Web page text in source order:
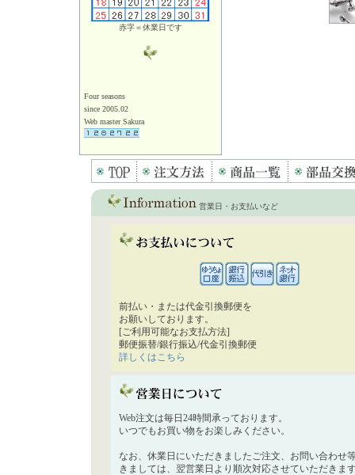
赤字＝休業日です
Four seasons
since 2005.02
Web master Sakura
営業日・お支払いなど
前払い・または代金引換郵便を
お願いしております。
[ご利用可能なお支払方法]
郵便振替/銀行振込/代金引換郵便
詳しくはこちら
Web注文は毎日24時間承っております。
いつでもお買い物をお楽しみください。
なお、休業日にいただきましたご注文、お問い合わせ
きましては、翌営業日より順次対応させていただきま